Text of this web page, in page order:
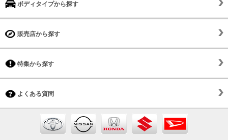
ボディタイプから探す
販売店から探す
特集から探す
よくある質問